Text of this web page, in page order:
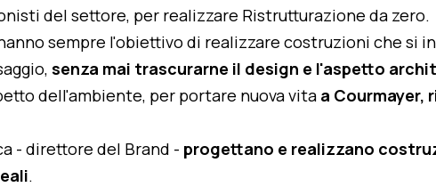
del settore, per realizzare Ristrutturazione da zero.
sempre l'obiettivo di realizzare costruzioni che si
senza mai trascurarne il design e l'aspetto
dell'ambiente, per portare nuova vita a
- direttore del Brand - progettano e realizzano
.